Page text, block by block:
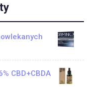
CBD+CBDA